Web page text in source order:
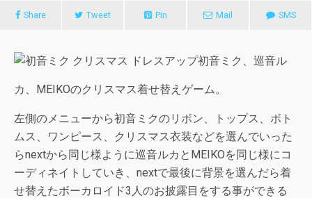
Share Tweet Pin Mail SMS
初音ミク、巡音ル
カ、MEIKOのクリスマス着せ替えゲーム。
左側のメニューから初音ミクのリボン、トップス、ボト
ムス、ワンピース、クリスマス衣装などを選んでいった
らnextから同じ様ように巡音ルカとMEIKOを同じ様にコ
ーディネイトしていき、nextで最後に背景を選んだら着
せ替えたボーカロイド3人のお披露目をする事ができる